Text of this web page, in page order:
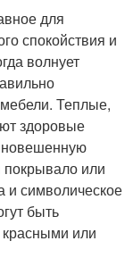
для
спокойствия и
волнует
Теплые,
здоровые
или
и символическое
быть
или